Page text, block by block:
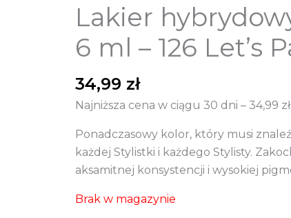
Lakier
6 ml – 126 Let’s
34,99 zł
Najniższa cena w ciągu 30 dni –34,99 zł
Ponadczasowy kolor, który musi
każdej Stylistki i każdego Stylisty.
aksamitnej konsystencji i wysokiej
Brak w magazynie